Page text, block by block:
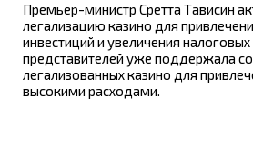
Премьер-министр Сретта Тависин
легализацию казино для
инвестиций и увеличения
представителей уже поддержала
легализованных казино для
высокими расходами.